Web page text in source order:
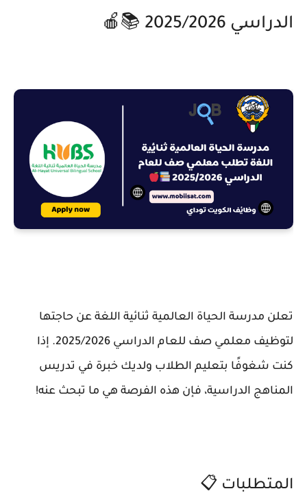
الدراسي 2025/2026 📚🍎
تعلن مدرسة الحياة العالمية ثنائية اللغة عن حاجتها
لتوظيف معلمي صف للعام الدراسي 2025/2026. إذا
كنت شغوفًا بتعليم الطلاب ولديك خبرة في تدريس
المناهج الدراسية، فإن هذه الفرصة هي ما تبحث عنه!
المتطلبات 📋